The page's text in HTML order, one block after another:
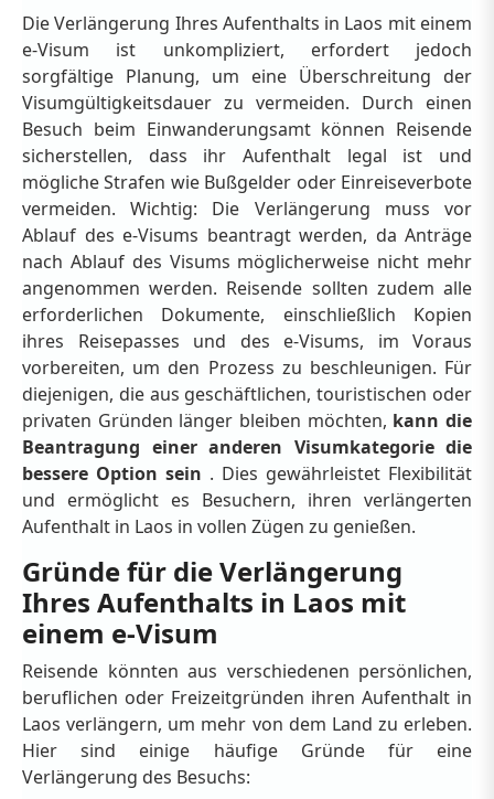
Die Verlängerung Ihres Aufenthalts in Laos mit einem
e-Visum ist unkompliziert, erfordert jedoch
sorgfältige Planung, um eine Überschreitung der
Visumgültigkeitsdauer zu vermeiden. Durch einen
Besuch beim Einwanderungsamt können Reisende
sicherstellen, dass ihr Aufenthalt legal ist und
mögliche Strafen wie Bußgelder oder Einreiseverbote
vermeiden. Wichtig: Die Verlängerung muss vor
Ablauf des e-Visums beantragt werden, da Anträge
nach Ablauf des Visums möglicherweise nicht mehr
angenommen werden. Reisende sollten zudem alle
erforderlichen Dokumente, einschließlich Kopien
ihres Reisepasses und des e-Visums, im Voraus
vorbereiten, um den Prozess zu beschleunigen. Für
diejenigen, die aus geschäftlichen, touristischen oder
privaten Gründen länger bleiben möchten, kann die
Beantragung einer anderen Visumkategorie die
bessere Option sein . Dies gewährleistet Flexibilität
und ermöglicht es Besuchern, ihren verlängerten
Aufenthalt in Laos in vollen Zügen zu genießen.
Gründe für die Verlängerung
Ihres Aufenthalts in Laos mit
einem e-Visum
Reisende könnten aus verschiedenen persönlichen,
beruflichen oder Freizeitgründen ihren Aufenthalt in
Laos verlängern, um mehr von dem Land zu erleben.
Hier sind einige häufige Gründe für eine
Verlängerung des Besuchs: